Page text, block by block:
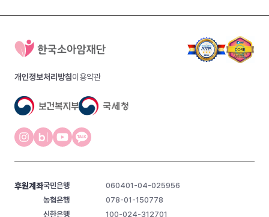
개인정보처리방침이용약관
후원계좌국민은행
060401-04-025956
농협은행
078-01-150778
신한은행
100-024-312701